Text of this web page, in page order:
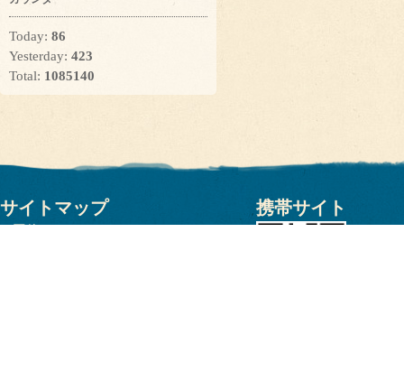
Today: 86
Yesterday: 423
Total: 1085140
サイトマップ 携帯サイト